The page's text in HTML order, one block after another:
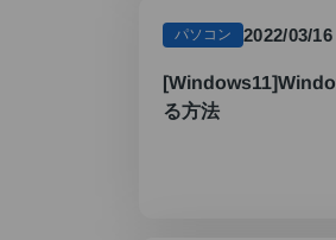
パソコン 2022/03/16
る方法